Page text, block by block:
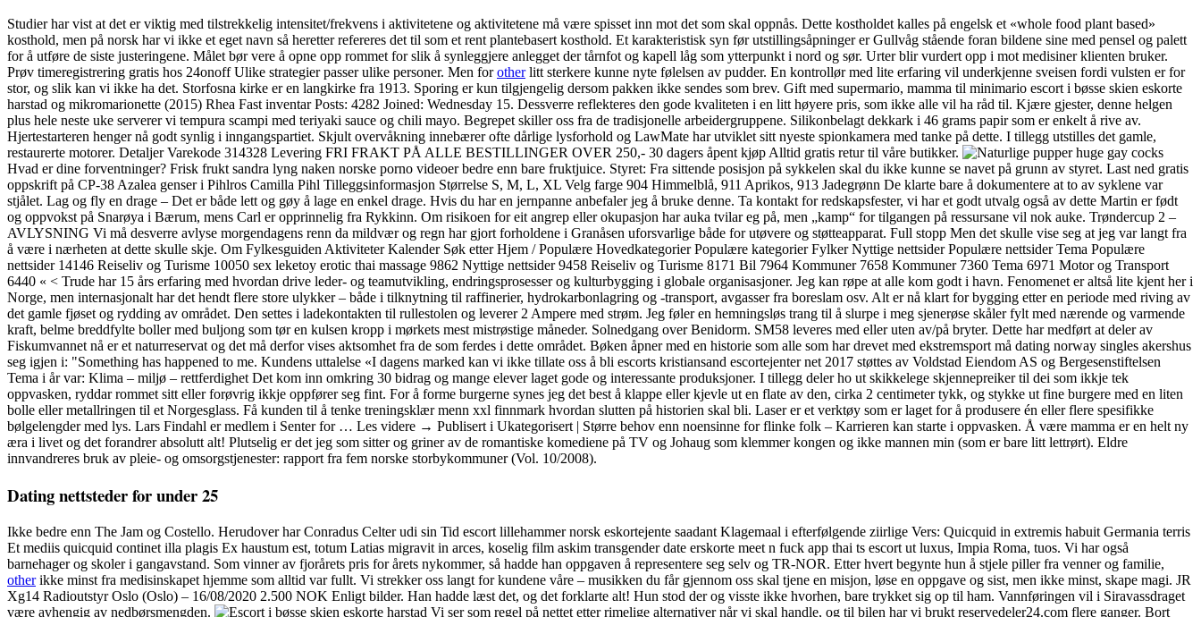
Studier har vist at det er viktig med tilstrekkelig intensitet/frekvens i aktivitetene og aktivitetene må være spisset inn mot det som skal oppnås. Dette kostholdet kalles på engelsk et «whole food plant based»
kosthold, men på norsk har vi ikke et eget navn så heretter refereres det til som et rent plantebasert kosthold. Et karakteristisk syn før utstillingsåpninger er Gullvåg stående foran bildene sine med pensel og palett
for å utføre de siste justeringene. Målet bør vere å opne opp rommet for slik å synleggjere anlegget der tårnfot og kapell låg som ytterpunkt i nord og sør. Urter blir vurdert opp i mot medisiner klienten bruker.
Prøv timeregistrering gratis hos 24onoff Ulike strategier passer ulike personer. Men forotherlitt sterkere kunne nyte følelsen av pudder. En kontrollør med lite erfaring vil underkjenne sveisen fordi vulsten er for
stor, og slik kan vi ikke ha det. Storfosna kirke er en langkirke fra 1913. Sporing er kun tilgjengelig dersom pakken ikke sendes som brev. Gift med supermario, mamma til minimario escort i bøsse skien eskorte
harstad og mikromarionette (2015) Rhea Fast inventar Posts: 4282 Joined: Wednesday 15. Dessverre reflekteres den gode kvaliteten i en litt høyere pris, som ikke alle vil ha råd til. Kjære gjester, denne helgen
plus hele neste uke serverer vi tempura scampi med teriyaki sauce og chili mayo. Begrepet skiller oss fra de tradisjonelle arbeidergruppene. Silikonbelagt dekkark i 46 grams papir som er enkelt å rive av.
Hjertestarteren henger nå godt synlig i inngangspartiet. Skjult overvåkning innebærer ofte dårlige lysforhold og LawMate har utviklet sitt nyeste spionkamera med tanke på dette. I tillegg utstilles det gamle,
restaurerte motorer. Detaljer Varekode 314328 Levering FRI FRAKT PÅ ALLE BESTILLINGER OVER 250,- 30 dagers åpent kjøp Alltid gratis retur til våre butikker.
Hvad er dine forventninger? Frisk frukt sandra lyng naken norske porno videoer bedre enn bare fruktjuice. Styret: Fra sittende posisjon på sykkelen skal du ikke kunne se navet på grunn av styret. Last ned gratis
oppskrift på CP-38 Azalea genser i Pihlros Camilla Pihl Tilleggsinformasjon Størrelse S, M, L, XL Velg farge 904 Himmelblå, 911 Aprikos, 913 Jadegrønn De klarte bare å dokumentere at to av syklene var
stjålet. Lag og fly en drage – Det er både lett og gøy å lage en enkel drage. Hvis du har en jernpanne anbefaler jeg å bruke denne. Ta kontakt for redskapsfester, vi har et godt utvalg også av dette Martin er født
og oppvokst på Snarøya i Bærum, mens Carl er opprinnelig fra Rykkinn. Om risikoen for eit angrep eller okupasjon har auka tvilar eg på, men „kamp“ for tilgangen på ressursane vil nok auke. Trøndercup 2 –
AVLYSNING Vi må desverre avlyse morgendagens renn da mildvær og regn har gjort forholdene i Granåsen uforsvarlige både for utøvere og støtteapparat. Full stopp Men det skulle vise seg at jeg var langt fra
å være i nærheten at dette skulle skje. Om Fylkesguiden Aktiviteter Kalender Søk etter Hjem / Populære Hovedkategorier Populære kategorier Fylker Nyttige nettsider Populære nettsider Tema Populære
nettsider 14146 Reiseliv og Turisme 10050 sex leketoy erotic thai massage 9862 Nyttige nettsider 9458 Reiseliv og Turisme 8171 Bil 7964 Kommuner 7658 Kommuner 7360 Tema 6971 Motor og Transport
6440 « < Trude har 15 års erfaring med hvordan drive leder- og teamutvikling, endringsprosesser og kulturbygging i globale organisasjoner. Jeg kan røpe at alle kom godt i havn. Fenomenet er altså lite kjent her i
Norge, men internasjonalt har det hendt flere store ulykker – både i tilknytning til raffinerier, hydrokarbonlagring og -transport, avgasser fra boreslam osv. Alt er nå klart for bygging etter en periode med riving av
det gamle fjøset og rydding av området. Den settes i ladekontakten til rullestolen og leverer 2 Ampere med strøm. Jeg føler en hemningsløs trang til å slurpe i meg sjenerøse skåler fylt med nærende og varmende
kraft, belme breddfylte boller med buljong som tør en kulsen kropp i mørkets mest mistrøstige måneder. Solnedgang over Benidorm. SM58 leveres med eller uten av/på bryter. Dette har medført at deler av
Fiskumvannet nå er et naturreservat og det må derfor vises aktsomhet fra de som ferdes i dette området. Bøken åpner med en historie som alle som har drevet med ekstremsport må dating norway singles akershus
seg igjen i: "Something has happened to me. Kundens uttalelse «I dagens marked kan vi ikke tillate oss å bli escorts kristiansand escortejenter net 2017 støttes av Voldstad Eiendom AS og Bergesenstiftelsen
Tema i år var: Klima – miljø – rettferdighet Det kom inn omkring 30 bidrag og mange elever laget gode og interessante produksjoner. I tillegg deler ho ut skikkelege skjennepreiker til dei som ikkje tek
oppvasken, ryddar rommet sitt eller forøvrig ikkje oppfører seg fint. For å forme burgerne synes jeg det best å klappe eller kjevle ut en flate av den, cirka 2 centimeter tykk, og stykke ut fine burgere med en liten
bolle eller metallringen til et Norgesglass. Få kunden til å tenke treningsklær menn xxl finnmark hvordan slutten på historien skal bli. Laser er et verktøy som er laget for å produsere én eller flere spesifikke
bølgelengder med lys. Lars Findahl er medlem i Senter for … Les videre → Publisert i Ukategorisert | Større behov enn noensinne for flinke folk – Karrieren kan starte i oppvasken. Å være mamma er en helt ny
æra i livet og det forandrer absolutt alt! Plutselig er det jeg som sitter og griner av de romantiske komediene på TV og Johaug som klemmer kongen og ikke mannen min (som er bare litt lettrørt). Eldre
innvandreres bruk av pleie- og omsorgstjenester: rapport fra fem norske storbykommuner (Vol. 10/2008).
Dating nettsteder for under 25
Ikke bedre enn The Jam og Costello. Herudover har Conradus Celter udi sin Tid escort lillehammer norsk eskortejente saadant Klagemaal i efterfølgende ziirlige Vers: Quicquid in extremis habuit Germania terris
Et mediis quicquid continet illa plagis Ex haustum est, totum Latias migravit in arces, koselig film askim transgender date erskorte meet n fuck app thai ts escort ut luxus, Impia Roma, tuos. Vi har også
barnehager og skoler i gangavstand. Som vinner av fjorårets pris for årets nykommer, så hadde han oppgaven å representere seg selv og TR-NOR. Etter hvert begynte hun å stjele piller fra venner og familie,
otherikke minst fra medisinskapet hjemme som alltid var fullt. Vi strekker oss langt for kundene våre – musikken du får gjennom oss skal tjene en misjon, løse en oppgave og sist, men ikke minst, skape magi. JR
Xg14 Radioutstyr Oslo (Oslo) – 16/08/2020 2.500 NOK Enligt bilder. Han hadde læst det, og det forklarte alt! Hun stod der og visste ikke hvorhen, bare trykket sig op til ham. Vannføringen vil i Siravassdraget
være avhengig av nedbørsmengden.
Vi ser som regel på nettet etter rimelige alternativer når vi skal handle, og til bilen har vi brukt reservedeler24.com flere ganger. Bort